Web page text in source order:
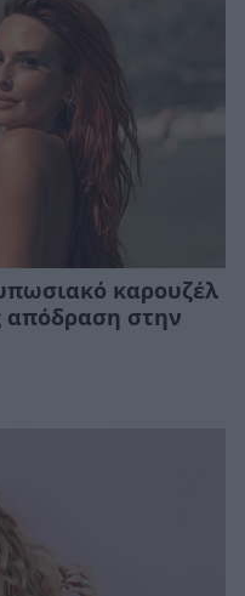
καρουζέλ
απόδραση στην